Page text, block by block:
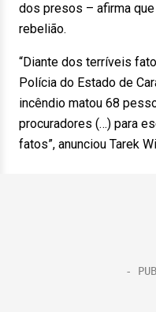
dos presos – afirma
rebelião.
“Diante dos terríveis
Polícia do Estado de
incêndio matou 68
procuradores (…) para
fatos”, anunciou Tarek